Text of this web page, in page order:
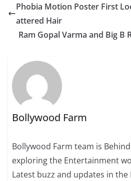
Phobia Motion Poster First
attered Hair
Ram Gopal Varma and Big B
Bollywood Farm
Bollywood Farm team is
exploring the Entertainment
Latest buzz and updates in the